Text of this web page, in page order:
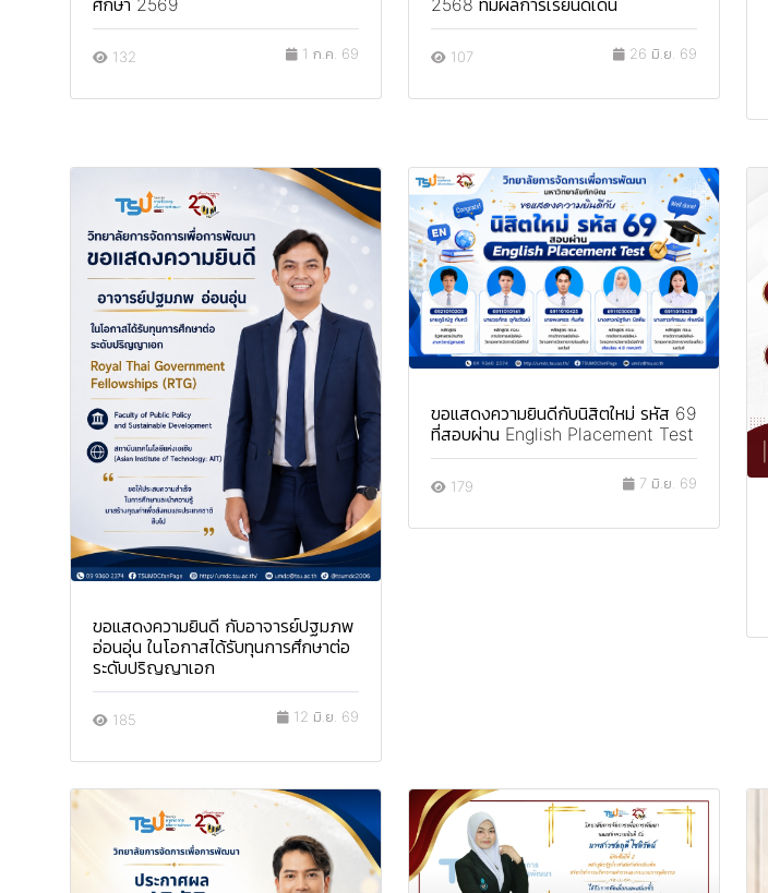
ศึกษา 2569
132 1 ก.ค. 69
2568 ที่มีผลการเรียนดีเด่น
107 26 มิ.ย. 69
ขอแสดงความยินดี กับอาจารย์ปฐมภพ
อ่อนอุ่น ในโอกาสได้รับทุนการศึกษาต่อ
ระดับปริญญาเอก
185 12 มิ.ย. 69
ขอแสดงความยินดีกับนิสิตใหม่ รหัส 69
ที่สอบผ่าน English Placement Test
179 7 มิ.ย. 69